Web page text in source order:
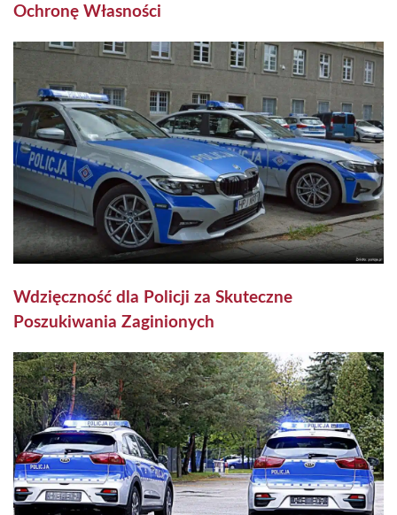
Ochronę Własności
Wdzięczność dla Policji za Skuteczne
Poszukiwania Zaginionych